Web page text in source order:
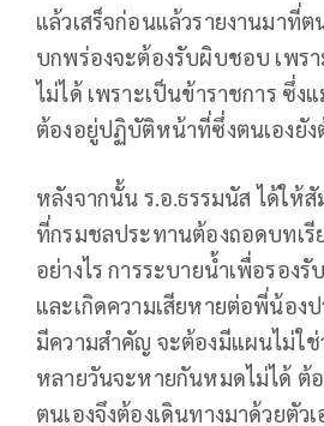
แล้วเสร็จก่อนแล้วรายงานมาที่ต
บกพร่องจะต้องรับผิบชอบ เพรา
ไม่ได้ เพราะเป็นข้าราชการ ซึ่ง
ต้องอยู่ปฏิบัติหน้าที่ซึ่งตนเองยัง
หลังจากนั้น ร.อ.ธรรมนัส ได้ให้
ที่กรมชลประทานต้องถอดบทเรี
อย่างไร การระบายน้ำเพื่อรอง
และเกิดความเสียหายต่อพี่น้อง
มีความสำคัญ จะต้องมีแผนไม่ใ
หลายวันจะหายกันหมดไม่ได้ ต้
ตนเองจึงต้องเดินทางมาด้วยตัวเ